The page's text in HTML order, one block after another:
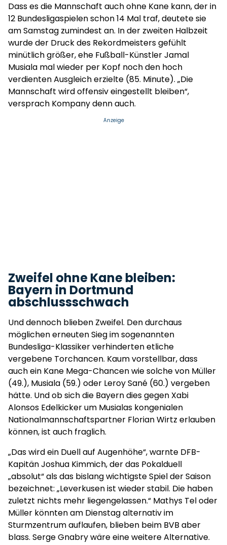
Dass es die Mannschaft auch ohne Kane kann, der in
12 Bundesligaspielen schon 14 Mal traf, deutete sie
am Samstag zumindest an. In der zweiten Halbzeit
wurde der Druck des Rekordmeisters gefühlt
minütlich größer, ehe Fußball-Künstler Jamal
Musiala mal wieder per Kopf noch den hoch
verdienten Ausgleich erzielte (85. Minute). „Die
Mannschaft wird offensiv eingestellt bleiben“,
versprach Kompany denn auch.
Anzeige
Zweifel ohne Kane bleiben:
Bayern in Dortmund
abschlussschwach
Und dennoch blieben Zweifel. Den durchaus
möglichen erneuten Sieg im sogenannten
Bundesliga-Klassiker verhinderten etliche
vergebene Torchancen. Kaum vorstellbar, dass
auch ein Kane Mega-Chancen wie solche von Müller
(49.), Musiala (59.) oder Leroy Sané (60.) vergeben
hätte. Und ob sich die Bayern dies gegen Xabi
Alonsos Edelkicker um Musialas kongenialen
Nationalmannschaftspartner Florian Wirtz erlauben
können, ist auch fraglich.
„Das wird ein Duell auf Augenhöhe“, warnte DFB-
Kapitän Joshua Kimmich, der das Pokalduell
„absolut“ als das bislang wichtigste Spiel der Saison
bezeichnet: „Leverkusen ist wieder stabil. Die haben
zuletzt nichts mehr liegengelassen.“ Mathys Tel oder
Müller könnten am Dienstag alternativ im
Sturmzentrum auflaufen, blieben beim BVB aber
blass. Serge Gnabry wäre eine weitere Alternative.